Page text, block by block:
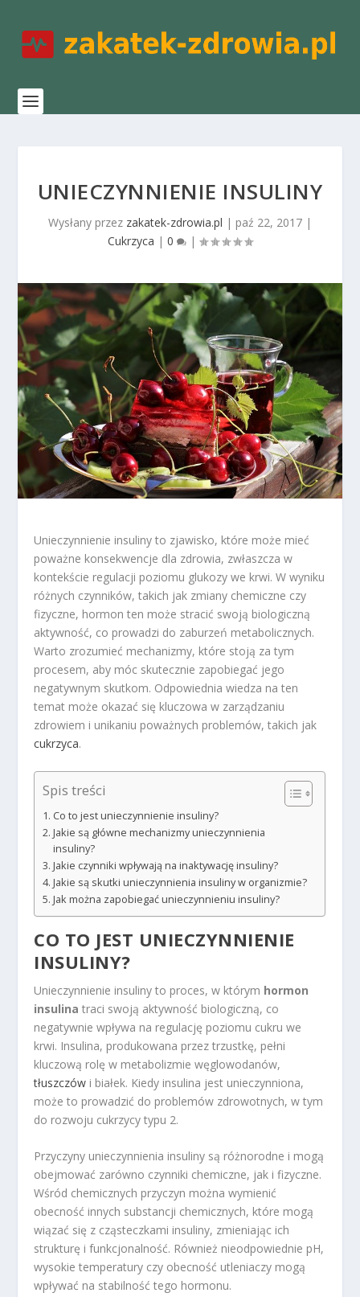
UNIECZYNNIENIE INSULINY
Wysłany przez zakatek-zdrowia.pl | paź 22, 2017 |
Cukrzyca | 0 |
Unieczynnienie insuliny to zjawisko, które może mieć
poważne konsekwencje dla zdrowia, zwłaszcza w
kontekście regulacji poziomu glukozy we krwi. W wyniku
różnych czynników, takich jak zmiany chemiczne czy
fizyczne, hormon ten może stracić swoją biologiczną
aktywność, co prowadzi do zaburzeń metabolicznych.
Warto zrozumieć mechanizmy, które stoją za tym
procesem, aby móc skutecznie zapobiegać jego
negatywnym skutkom. Odpowiednia wiedza na ten
temat może okazać się kluczowa w zarządzaniu
zdrowiem i unikaniu poważnych problemów, takich jak
cukrzyca.
Spis treści
Co to jest unieczynnienie insuliny?
Jakie są główne mechanizmy unieczynnienia
insuliny?
Jakie czynniki wpływają na inaktywację insuliny?
Jakie są skutki unieczynnienia insuliny w organizmie?
Jak można zapobiegać unieczynnieniu insuliny?
CO TO JEST UNIECZYNNIENIE
INSULINY?
Unieczynnienie insuliny to proces, w którym hormon
insulina traci swoją aktywność biologiczną, co
negatywnie wpływa na regulację poziomu cukru we
krwi. Insulina, produkowana przez trzustkę, pełni
kluczową rolę w metabolizmie węglowodanów,
tłuszczów i białek. Kiedy insulina jest unieczynniona,
może to prowadzić do problemów zdrowotnych, w tym
do rozwoju cukrzycy typu 2.
Przyczyny unieczynnienia insuliny są różnorodne i mogą
obejmować zarówno czynniki chemiczne, jak i fizyczne.
Wśród chemicznych przyczyn można wymienić
obecność innych substancji chemicznych, które mogą
wiązać się z cząsteczkami insuliny, zmieniając ich
strukturę i funkcjonalność. Również nieodpowiednie pH,
wysokie temperatury czy obecność utleniaczy mogą
wpływać na stabilność tego hormonu.